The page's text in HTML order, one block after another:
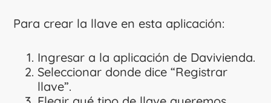
Para crear la llave en esta aplicación:
Ingresar a la aplicación de Davivienda.
Seleccionar donde dice “Registrar
llave”.